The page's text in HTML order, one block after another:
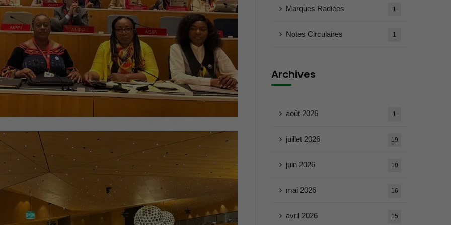
Marques Radiées 1
Notes Circulaires 1
Archives
août 2026 1
juillet 2026 19
juin 2026 10
mai 2026 16
avril 2026 15